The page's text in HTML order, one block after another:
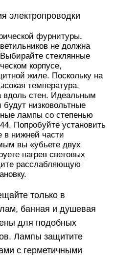
электропроводки
фурнитуры.
не должна
стеклянные
корпусе,
жиле. Поскольку на
температура,
вдоль стен. Идеальным
низковольтные
лампы со степенью
Попробуйте установить
в нижней части
вы «убьете двух
нагрев световых
расслабляющую
только в
банная и душевая
для подобных
Лампы защитите
с герметичными